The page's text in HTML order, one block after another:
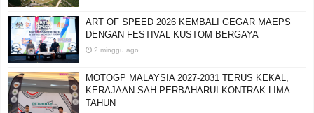
ART OF SPEED 2026 KEMBALI GEGAR MAEPS
DENGAN FESTIVAL KUSTOM BERGAYA
2 minggu ago
MOTOGP MALAYSIA 2027-2031 TERUS KEKAL,
KERAJAAN SAH PERBAHARUI KONTRAK LIMA
TAHUN